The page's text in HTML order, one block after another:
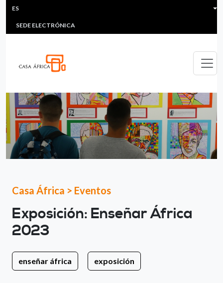
Pasar al contenido principal
HEADER MENU
MULTIMEDIA
SEDE ELECTRÓNICA
ES
Casa África > Eventos
Exposición: Enseñar África
2023
enseñar áfrica exposición